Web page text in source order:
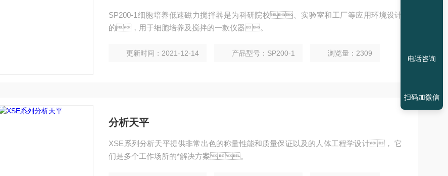
SP200-1细胞培养低速磁力搅拌器是为科研院校、实验室和工厂等应用环境设计
的，用于细胞培养及搅拌的一款仪器。
更新时间：2021-12-14 产品型号：SP200-1 浏览量：2309
分析天平
XSE系列分析天平提供非常出色的称量性能和质量保证以及的人体工程学设计， 它
们是多个工作场所的*解决方案。
电话咨询
扫码加微信